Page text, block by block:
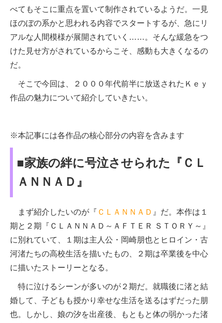
べてもそこに重点を置いて制作されているようだ。一見
ほのぼの系かと思われる内容でスタートするが、急にリ
アルな人間模様が展開されていく……。そんな緩急をつ
けた見せ方がされているからこそ、感動も大きくなるの
だ。
そこで今回は、２０００年代前半に放送されたＫｅｙ
作品の魅力について紹介していきたい。
※本記事には各作品の核心部分の内容を含みます
■家族の絆に号泣させられた『ＣＬ
ＡＮＮＡＤ』
まず紹介したいのが『 ＣＬＡＮＮＡＤ 』だ。本作は１
期と２期『ＣＬＡＮＮＡＤ～ＡＦＴＥＲ ＳＴＯＲＹ～』
に別れていて、１期は主人公・岡崎朋也とヒロイン・古
河渚たちの高校生活を描いたもの、２期は卒業後を中心
に描いたストーリーとなる。
特に泣けるシーンが多いのが２期だ。就職後に渚と結
婚して、子どもも授かり幸せな生活を送るはずだった朋
也。しかし、娘の汐を出産後、もともと体の弱かった渚